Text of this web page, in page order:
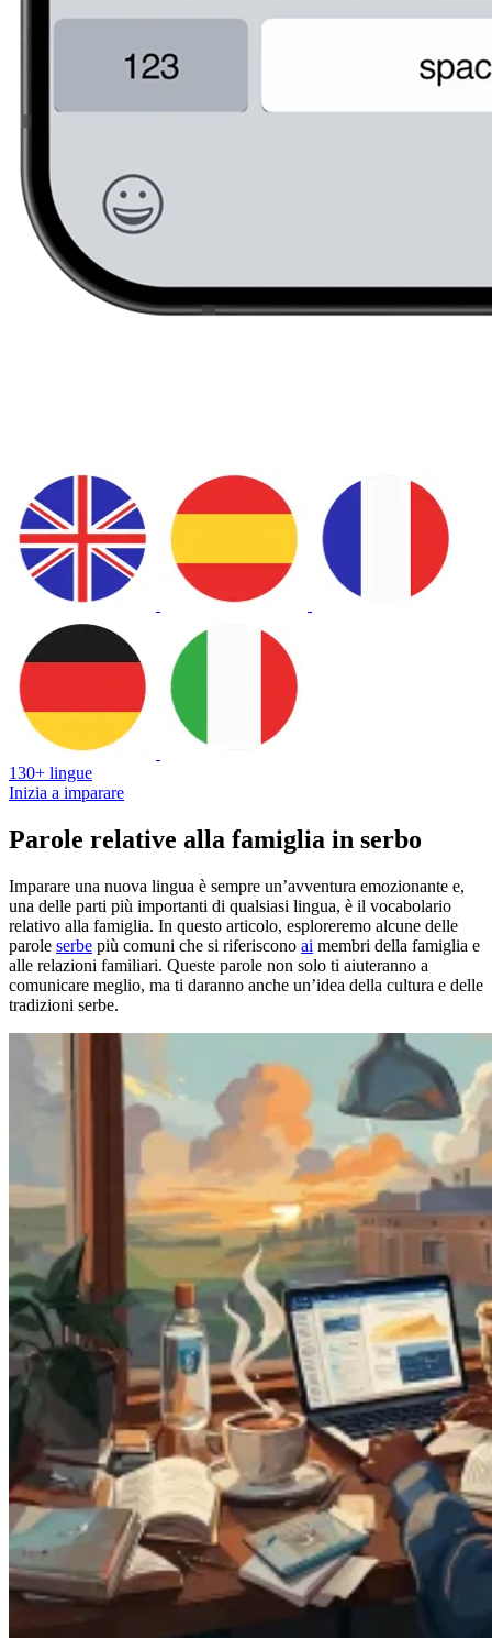
130+ lingue
Inizia a imparare
Parole relative alla famiglia in serbo
Imparare una nuova lingua è sempre un’avventura emozionante e,
una delle parti più importanti di qualsiasi lingua, è il vocabolario
relativo alla famiglia. In questo articolo, esploreremo alcune delle
parole serbe più comuni che si riferiscono ai membri della famiglia e
alle relazioni familiari. Queste parole non solo ti aiuteranno a
comunicare meglio, ma ti daranno anche un’idea della cultura e delle
tradizioni serbe.